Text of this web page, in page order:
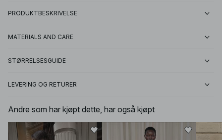
PRODUKTBESKRIVELSE
MATERIALS AND CARE
STØRRELSESGUIDE
LEVERING OG RETURER
Andre som har kjøpt dette, har også kjøpt